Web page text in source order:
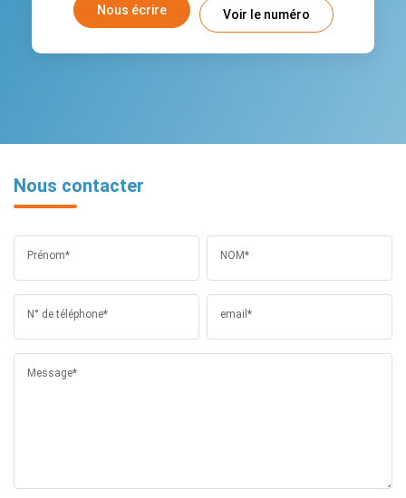
Nous écrire Voir le numéro
Nous contacter
Prénom* NOM*
N° de téléphone* email*
Message*